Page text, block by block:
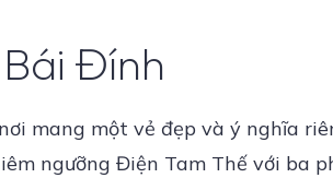
Đính
mang một vẻ đẹp và ý nghĩa
ngưỡng Điện Tam Thế với ba